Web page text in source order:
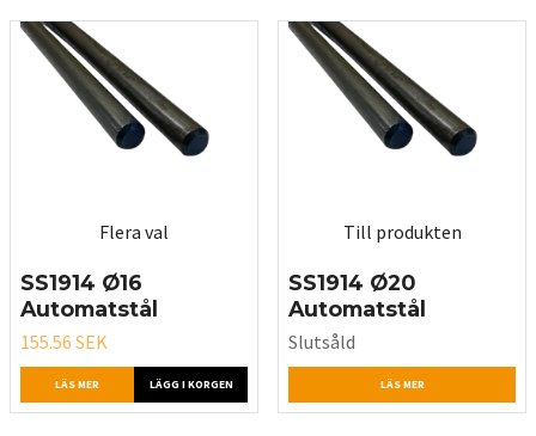
Flera val
SS1914 Ø16
Automatstål
155.56 SEK
LÄS MER LÄGG I KORGEN
Till produkten
SS1914 Ø20
Automatstål
Slutsåld
LÄS MER